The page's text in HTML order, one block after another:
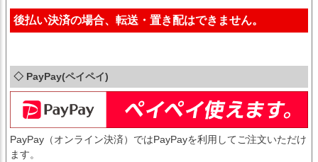
後払い決済の場合、転送・置き配はできません。
◇ PayPay(ペイペイ)
PayPay（オンライン決済）ではPayPayを利用してご注文いただけ
ます。